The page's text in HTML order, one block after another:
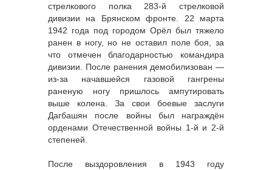
стрелкового полка 283-й стрелковой
дивизии на Брянском фронте. 22 марта
1942 года под городом Орёл был тяжело
ранен в ногу, но не оставил поле боя, за
что отмечен благодарностью командира
дивизии. После ранения демобилизован —
из-за начавшейся газовой гангрены
раненую ногу пришлось ампутировать
выше колена. За свои боевые заслуги
Дагбашян после войны был награждён
орденами Отечественной войны 1-й и 2-й
степеней.
После выздоровления в 1943 году